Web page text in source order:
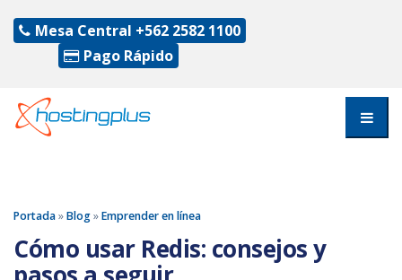
Mesa Central +562 2582 1100
Pago Rápido
Portada»Blog»Emprender en línea
Cómo usar Redis: consejos y